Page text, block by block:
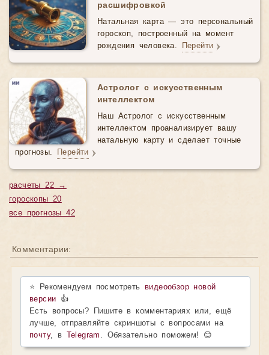
расшифровкой
Натальная карта — это персональный
гороскоп, построенный на момент
рождения человека. Перейти
Астролог с искусственным
интеллектом
Наш Астролог с искусственным
интеллектом проанализирует вашу
натальную карту и сделает точные
прогнозы. Перейти
расчеты 22 →
гороскопы 20
все прогнозы 42
Комментарии:
⭐ Рекомендуем посмотретьвидеообзор новой
версии 👍
Есть вопросы? Пишите в комментариях или, ещё
лучше, отправляйте скриншоты с вопросами на
почту, в Telegram . Обязательно поможем! 😊